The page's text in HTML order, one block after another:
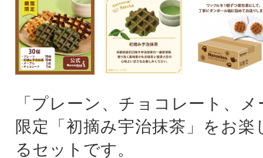
「プレーン、チョコレート、
限定「初摘み宇治抹茶」をお
るセットです。